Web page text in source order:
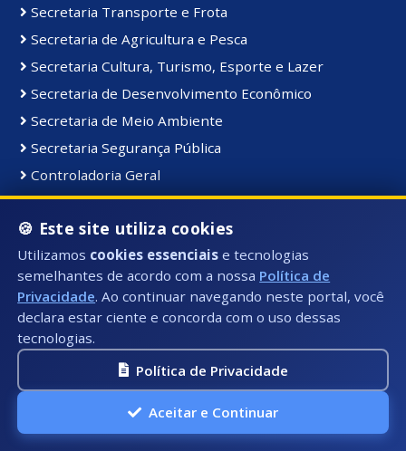
Secretaria Transporte e Frota
Secretaria de Agricultura e Pesca
Secretaria Cultura, Turismo, Esporte e Lazer
Secretaria de Desenvolvimento Econômico
Secretaria de Meio Ambiente
Secretaria Segurança Pública
Controladoria Geral
Coordenadoria de Comunicação Institucional
Secretaria de Serviços Públicos
Secretaria de Educação
Gabinete do Prefeito
Materiais e Bens:
Bens Consolidados
Bens Imóveis
Bens Intangiveis
🍪 Este site utiliza cookies
Utilizamos cookies essenciais e tecnologias
semelhantes de acordo com a nossa Política de
Privacidade. Ao continuar navegando neste portal, você
declara estar ciente e concorda com o uso dessas
tecnologias.
Política de Privacidade
Aceitar e Continuar